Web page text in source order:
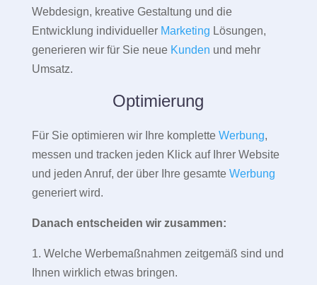
Webdesign, kreative Gestaltung und die
Entwicklung individueller Marketing Lösungen,
generieren wir für Sie neue Kunden und mehr
Umsatz.
Optimierung
Für Sie optimieren wir Ihre komplette Werbung,
messen und tracken jeden Klick auf Ihrer Website
und jeden Anruf, der über Ihre gesamte Werbung
generiert wird.
Danach entscheiden wir zusammen:
1. Welche Werbemaßnahmen zeitgemäß sind und
Ihnen wirklich etwas bringen.